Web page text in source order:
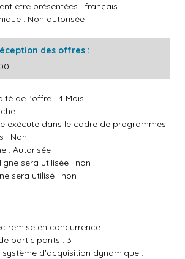
être présentées : français
: Non autorisée
des offres :
de l'offre : 4 Mois
:
exécuté dans le cadre de programmes
: Non
: Autorisée
sera utilisée : non
sera utilisé : non
remise en concurrence
participants : 3
système d'acquisition dynamique :